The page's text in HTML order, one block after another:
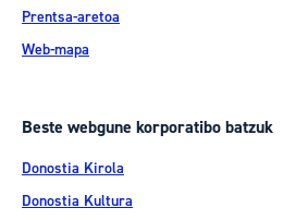
Prentsa-aretoa
Web-mapa
Beste webgune korporatibo batzuk
Donostia Kirola
Donostia Kultura